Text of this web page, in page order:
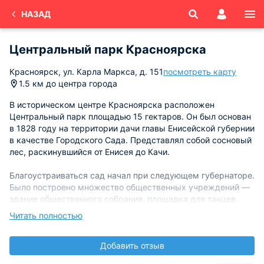
НАЗАД
Центральный парк Красноярска
Красноярск, ул. Карла Маркса, д. 151посмотреть карту
1.5 км до центра города
В историческом центре Красноярска расположен
Центральный парк площадью 15 гектаров. Он был основан
в 1828 году на территории дачи главы Енисейской губернии
в качестве Городского Сада. Представлял собой сосновый
лес, раскинувшийся от Енисея до Качи.
Благоустраиваться сад начал при следующем губернаторе.
Было построено множество общественных учреждений —
здание общественного собрания, площадка для танцев,
деревянная беседка с буфетом, павильон для творческих
вечеров. А в конце XIX века сад даже обзавелся
собственным садовником.
В 1934 году сад официально было переименован в честь
Читать полностью
Добавить отзыв